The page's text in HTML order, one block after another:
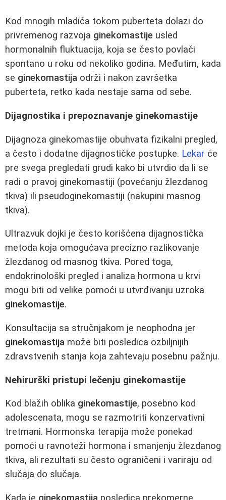
Kod mnogih mladića tokom puberteta dolazi do
privremenog razvoja ginekomastije usled
hormonalnih fluktuacija, koja se često povlači
spontano u roku od nekoliko godina. Međutim, kada
se ginekomastija održi i nakon završetka
puberteta, retko kada nestaje sama od sebe.
Dijagnostika i prepoznavanje ginekomastije
Dijagnoza ginekomastije obuhvata fizikalni pregled,
a često i dodatne dijagnostičke postupke. Lekar će
pre svega pregledati grudi kako bi utvrdio da li se
radi o pravoj ginekomastiji (povećanju žlezdanog
tkiva) ili pseudoginekomastiji (nakupini masnog
tkiva).
Ultrazvuk dojki je često korišćena dijagnostička
metoda koja omogućava precizno razlikovanje
žlezdanog od masnog tkiva. Pored toga,
endokrinološki pregled i analiza hormona u krvi
mogu biti od velike pomoći u utvrđivanju uzroka
ginekomastije.
Konsultacija sa stručnjakom je neophodna jer
ginekomastija može biti posledica ozbiljnijih
zdravstvenih stanja koja zahtevaju posebnu pažnju.
Nehirurški pristupi lečenju ginekomastije
Kod blažih oblika ginekomastije, posebno kod
adolescenata, mogu se razmotriti konzervativni
tretmani. Hormonska terapija može ponekad
pomoći u ravnoteži hormona i smanjenju žlezdanog
tkiva, ali rezultati su često ograničeni i variraju od
slučaja do slučaja.